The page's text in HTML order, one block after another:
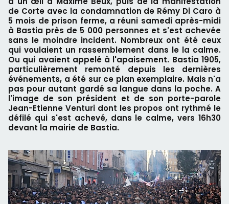
de Corte avec la condamnation de Rémy Di Caro à
5 mois de prison ferme, a réuni samedi après-midi
à Bastia près de 5 000 personnes et s'est achevée
sans le moindre incident. Nombreux ont été ceux
qui voulaient un rassemblement dans le la calme.
Ou qui avaient appelé à l'apaisement. Bastia 1905,
particulièrement remonté depuis les dernières
événements, a été sur ce plan exemplaire. Mais n'a
pas pour autant gardé sa langue dans la poche. A
l'image de son président et de son porte-parole
Jean-Etienne Venturi dont les propos ont rythmé le
défilé qui s'est achevé, dans le calme, vers 16h30
devant la mairie de Bastia.